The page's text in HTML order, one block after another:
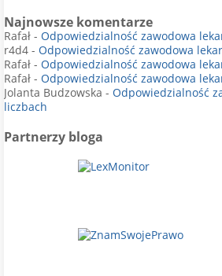
Najnowsze komentarze
Rafał - Odpowiedzialność zawodowa
r4d4 - Odpowiedzialność zawodowa
Rafał - Odpowiedzialność zawodowa
Rafał - Odpowiedzialność zawodowa
Jolanta Budzowska - Odpowiedzialność
liczbach
Partnerzy bloga